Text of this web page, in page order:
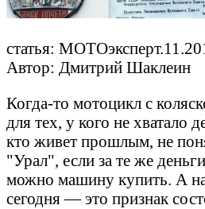
статья:
Автор: Дмитрий Шаклеин
Когда-то мотоцикл с
для тех, у кого не хватало
кто живет прошлым, не
"Урал", если за те же
можно машину купить. А
сегодня — это признак